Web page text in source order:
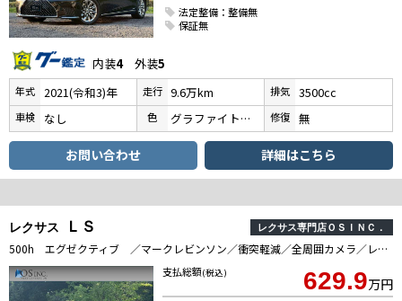
法定整備：整備無
保証無
内装4外装5
年式 2021(令和3)年 走行 9.6万km 排気 3500cc
車検 なし 色 グラファイトブラックガラスフレーク 修復 無
お問い合わせ 詳細はこちら
レクサス ＬＳ レクサス専門店ＯＳＩＮＣ．
500h エグゼクティブ ／マークレビンソン／衝突軽減／全周囲カメラ／レーダークルーズコントロール／コーナーセンサー／HUD／BSM／ハンドルヒーター／シートヒーター・エアコン／パワーシート／シートメモリ／電動リアゲート
支払総額(税込) 629.9万円